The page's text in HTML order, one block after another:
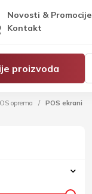
Novosti & Promocije
Kontakt
proizvoda
oprema POS ekrani